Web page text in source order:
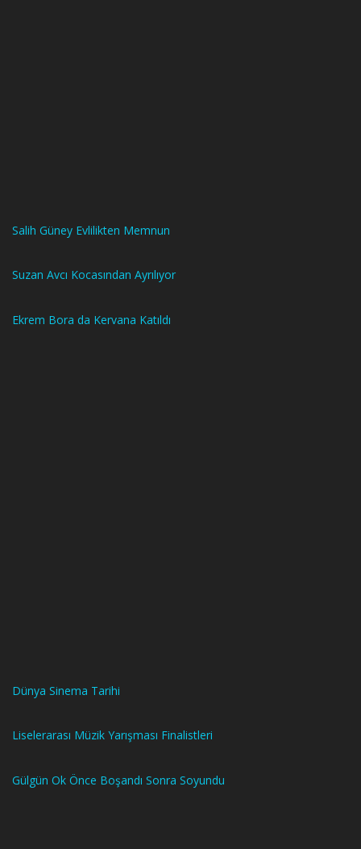
Salih Güney Evlilikten Memnun
Suzan Avcı Kocasından Ayrılıyor
Ekrem Bora da Kervana Katıldı
Dünya Sinema Tarihi
Liselerarası Müzik Yarışması Finalistleri
Gülgün Ok Önce Boşandı Sonra Soyundu